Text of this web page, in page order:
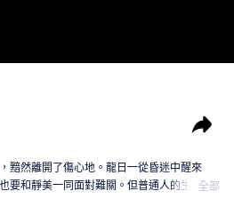
黯然離開了傷心地。龍日一從昏迷中醒來
要和靜美一同面對難關。但普通人的生活並
全部